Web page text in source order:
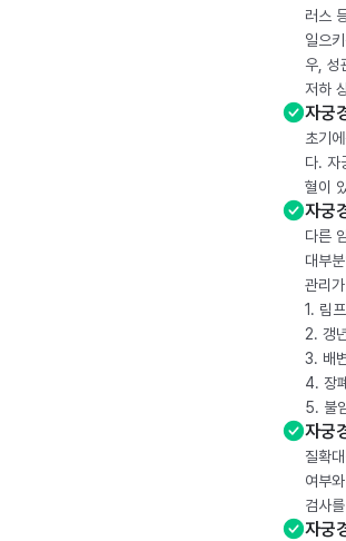
러스
일으
우, 성
저하
자궁
초기
다. 자
혈이
자궁
다른
대부
관리
1. 림
2. 갱
3. 배
4. 장
5. 불
자궁
질확
여부
검사
자궁